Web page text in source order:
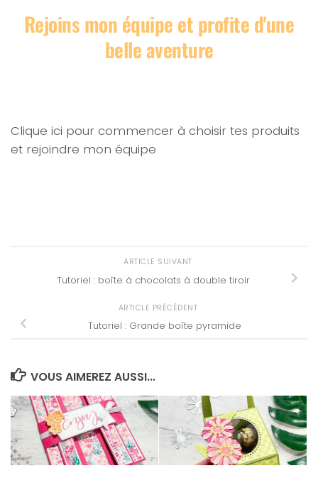
Rejoins mon équipe et profite d'une
belle aventure
Clique ici pour commencer à choisir tes produits
et rejoindre mon équipe
ARTICLE SUIVANT
Tutoriel : boîte à chocolats à double tiroir
ARTICLE PRÉCÉDENT
Tutoriel : Grande boîte pyramide
VOUS AIMEREZ AUSSI...